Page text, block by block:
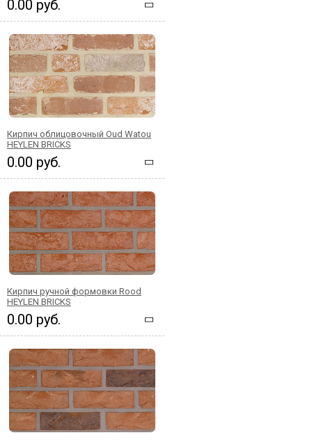
0.00 руб.
Кирпич облицовочный Oud Watou
HEYLEN BRICKS
0.00 руб.
Кирпич ручной формовки Rood
HEYLEN BRICKS
0.00 руб.